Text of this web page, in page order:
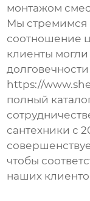
монтажом
Мы стремимся
соотношение
клиенты
https://
полный
сантехники с
чтобы
наших